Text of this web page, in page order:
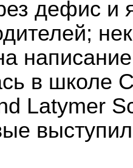
дефис и
в школе
Latymer